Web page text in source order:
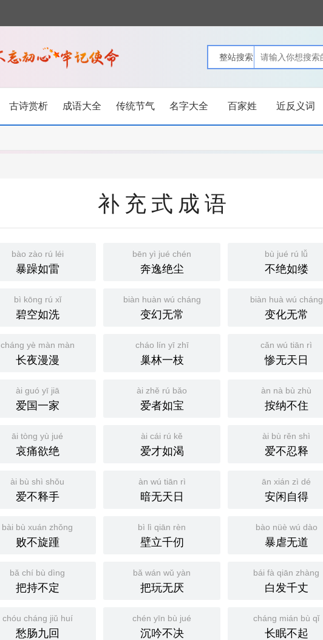
古诗赏析 成语大全 传统节气 名字大全 百家姓 近反义词
补充式成语
bào zào rú léi
暴躁如雷
bēn yì jué chén
奔逸绝尘
bù jué rú lǚ
不绝如缕
bì kōng rú xǐ
碧空如洗
biàn huàn wú cháng
变幻无常
biàn huà wú cháng
变化无常
cháng yè màn màn
长夜漫漫
cháo lín yī zhī
巢林一枝
cǎn wú tiān rì
惨无天日
ài guó yī jiā
爱国一家
ài zhě rú bǎo
爱者如宝
àn nà bù zhù
按纳不住
āi tòng yù jué
哀痛欲绝
ài cái rú kě
爱才如渴
ài bù rěn shì
爱不忍释
ài bù shì shǒu
爱不释手
àn wú tiān rì
暗无天日
ān xián zì dé
安闲自得
bài bù xuán zhǒng
败不旋踵
bì lì qiān rèn
壁立千仞
bào nüè wú dào
暴虐无道
bǎ chí bù dìng
把持不定
bǎ wán wǔ yàn
把玩无厌
bái fà qiān zhàng
白发千丈
chóu cháng jiǔ huí
愁肠九回
chén yīn bù jué
沉吟不决
cháng mián bù qǐ
长眠不起